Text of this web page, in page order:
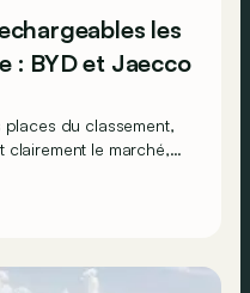
les
: BYD et Jaecco
du classement,
clairement le marché,